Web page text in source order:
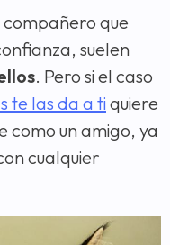
que
suelen
. Pero si el caso
te las da a ti quiere
como un amigo, ya
cualquier